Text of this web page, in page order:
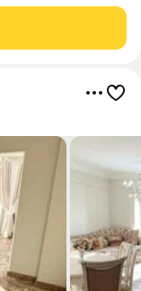
которые проходят